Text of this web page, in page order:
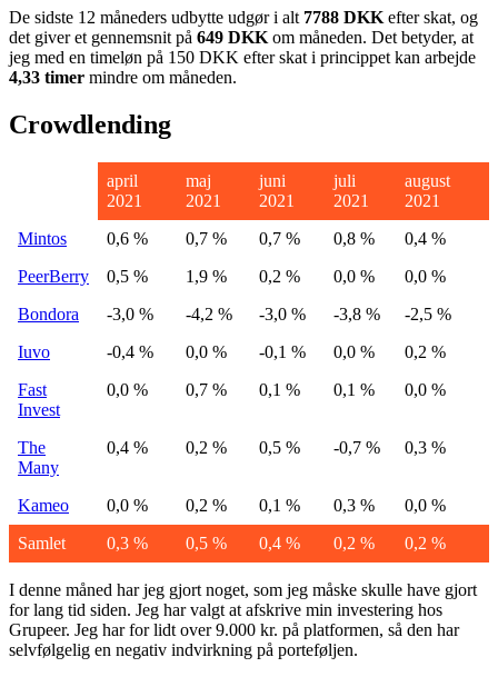
De sidste 12 måneders udbytte udgør i alt 7788 DKK efter skat, og
det giver et gennemsnit på 649 DKK om måneden. Det betyder, at
jeg med en timeløn på 150 DKK efter skat i princippet kan arbejde
4,33 timer mindre om måneden.
Crowdlending
april
2021
maj
2021
juni
2021
juli
2021
august
2021
Mintos
0,6 % 0,7 % 0,7 % 0,8 %
0,4 %
PeerBerry
0,5 % 1,9 % 0,2 % 0,0 %
0,0 %
Bondora
-3,0 % -4,2 % -3,0 % -3,8 %
-2,5 %
Iuvo
-0,4 % 0,0 % -0,1 % 0,0 %
0,2 %
Fast
Invest
0,0 % 0,7 % 0,1 % 0,1 % 0,0 %
The
Many
0,4 % 0,2 % 0,5 % -0,7 % 0,3 %
Kameo 0,0 % 0,2 % 0,1 % 0,3 %
0,0 %
Samlet
0,3 % 0,5 % 0,4 % 0,2 % 0,2 %
I denne måned har jeg gjort noget, som jeg måske skulle have gjort
for lang tid siden. Jeg har valgt at afskrive min investering hos
Grupeer. Jeg har for lidt over 9.000 kr. på platformen, så den har
selvfølgelig en negativ indvirkning på porteføljen.